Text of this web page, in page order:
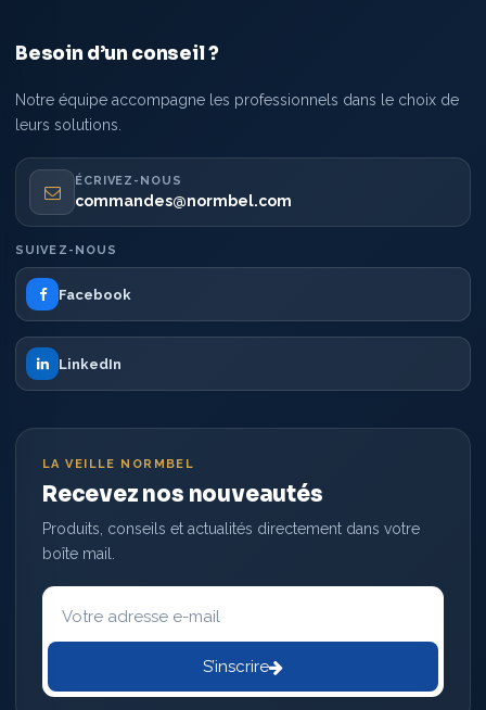
Besoin d’un conseil ?
Notre équipe accompagne les professionnels dans le choix de
leurs solutions.
ÉCRIVEZ-NOUS
commandes@normbel.com
SUIVEZ-NOUS
Facebook
LinkedIn
LA VEILLE NORMBEL
Recevez nos nouveautés
Produits, conseils et actualités directement dans votre
boîte mail.
Votre
adresse
mail
S’inscrire